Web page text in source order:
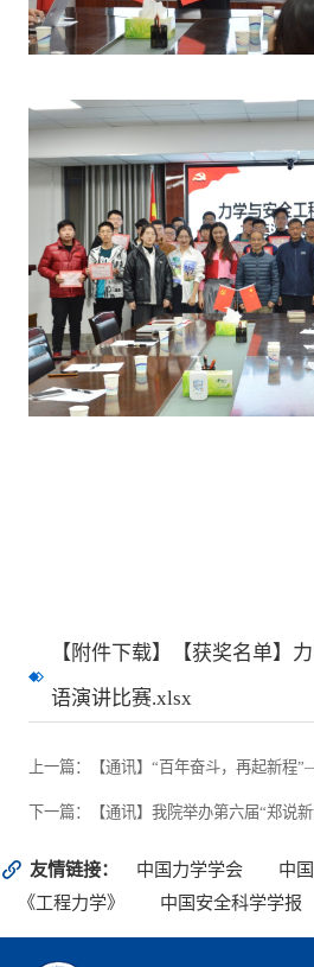
【附件下载】【获奖名单】
语演讲比赛.xlsx
上一篇：【通讯】“百年奋斗，再起新程
下一篇：【通讯】我院举办第六届“郑说
友情链接： 中国力学学会
中
《工程力学》
中国安全科学学报